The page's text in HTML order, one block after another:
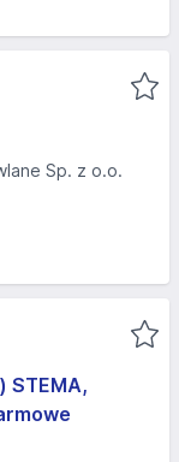
Sp. z o.o.
STEMA,